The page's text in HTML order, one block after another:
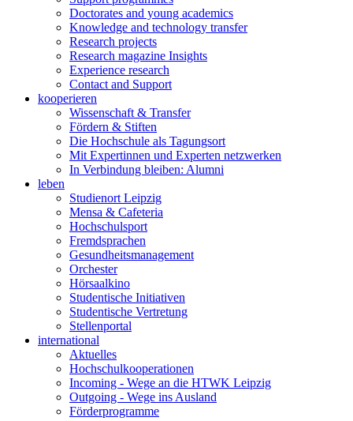
Doctorates and young academics
Knowledge and technology transfer
Research projects
Research magazine Insights
Experience research
Contact and Support
kooperieren
Wissenschaft & Transfer
Fördern & Stiften
Die Hochschule als Tagungsort
Mit Expertinnen und Experten netzwerken
In Verbindung bleiben: Alumni
leben
Studienort Leipzig
Mensa & Cafeteria
Hochschulsport
Fremdsprachen
Gesundheitsmanagement
Orchester
Hörsaalkino
Studentische Initiativen
Studentische Vertretung
Stellenportal
international
Aktuelles
Hochschulkooperationen
Incoming - Wege an die HTWK Leipzig
Outgoing - Wege ins Ausland
Förderprogramme